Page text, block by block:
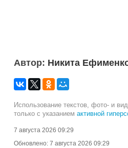
Автор: Никита
Использование текстов, фото- и
только с указанием активной
7 августа 2026 09:29
Обновлено: 7 августа 2026 09:29